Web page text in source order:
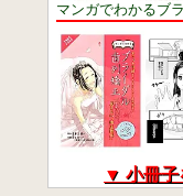
マンガでわかるブ
▼ 小冊子